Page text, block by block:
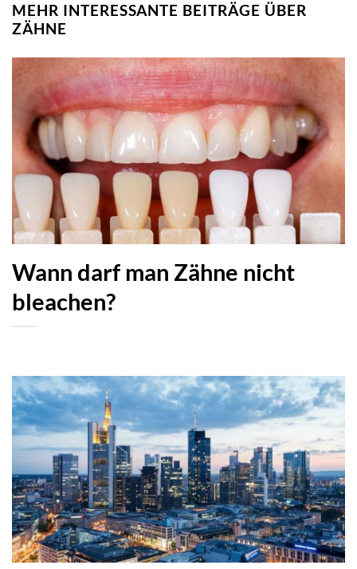
MEHR INTERESSANTE BEITRÄGE ÜBER
ZÄHNE
Wann darf man Zähne nicht
bleachen?